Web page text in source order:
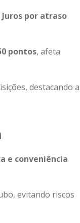
Juros por atraso
pontos, afeta
destacando a
e conveniência
evitando riscos